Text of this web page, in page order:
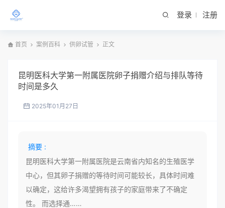
登录 注册
首页 案例百科 供卵试管 正文
昆明医科大学第一附属医院卵子捐赠介绍与排队等待
时间是多久
2025年01月27日
摘要 :
昆明医科大学第一附属医院是云南省内知名的生殖医学
中心，但其卵子捐赠的等待时间可能较长，具体时间难
以确定，这给许多渴望拥有孩子的家庭带来了不确定
性。 而选择通……